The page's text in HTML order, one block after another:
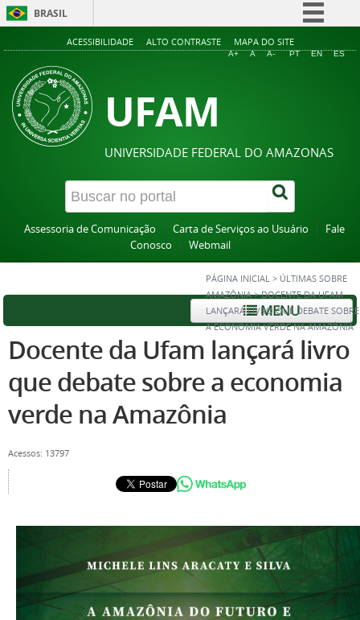
BRASIL
Simplifique!
Acesso à informação
ACESSIBILIDADE ALTO CONTRASTE MAPA DO SITE
A+ A A- PT EN ES
UFAM
UNIVERSIDADE FEDERAL DO AMAZONAS
Assessoria de Comunicação Carta de Serviços ao Usuário
Fale
Conosco
Webmail
PÁGINA INICIAL > ÚLTIMAS SOBRE
AMAZÔNIA >DOCENTE DA UFAM
LANÇARÁ LIVRO QUE DEBATE SOBRE
A ECONOMIA VERDE NA AMAZÔNIA
MENU
Docente da Ufam lançará livro
que debate sobre a economia
verde na Amazônia
Acessos: 13797